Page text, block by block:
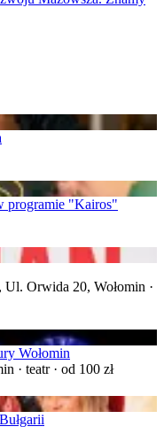
programie "Kairos"
Orwida 20, Wołomin ·
Wołomin
· teatr · od 100 zł